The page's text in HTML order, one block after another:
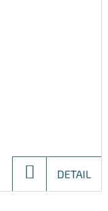
KOŠÍKU
DETAIL